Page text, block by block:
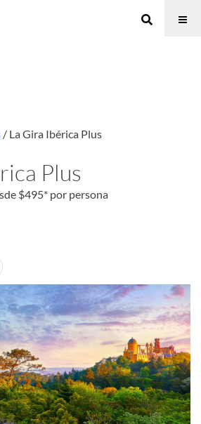
/ La Gira Ibérica Plus
Plus
$495* por persona